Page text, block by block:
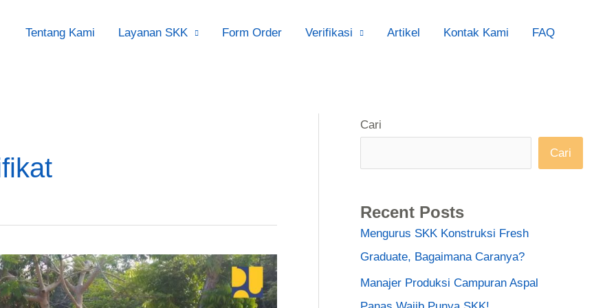
Tentang Kami Layanan SKK Form Order Verifikasi Artikel Kontak Kami FAQ
Cari
Cari
Recent Posts
Mengurus SKK Konstruksi Fresh
Graduate, Bagaimana Caranya?
Manajer Produksi Campuran Aspal